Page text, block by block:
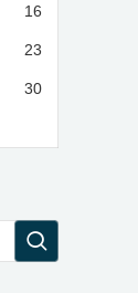
16
23
30